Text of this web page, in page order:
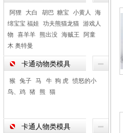
阿狸 大白 胡巴 糖宝 小黄人
海
绵宝宝 福娃 功夫熊猫龙猫 游戏人
物
喜羊羊 熊出没 海贼王
阿童
木 奥特曼
卡通动物类模具
猴 兔子 马 牛 狗 虎 愤怒的小
鸟、鸡 猪 熊 猫
卡通人物类模具